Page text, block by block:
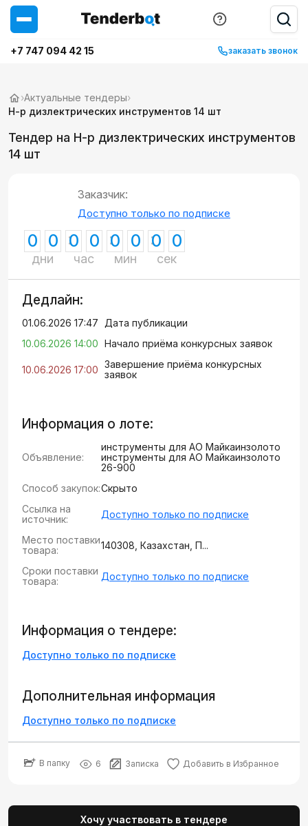
+7 747 094 42 15 заказать звонок
›Актуальные тендеры›
Н-р дизлектрических инструментов 14 шт
Тендер на Н-р дизлектрических инструментов
14 шт
Заказчик:
Доступно только по подписке
0 0
дни
0 0
час
0 0
мин
0 0
сек
Дедлайн:
01.06.2026 17:47
Дата публикации
10.06.2026 14:00 Начало приёма конкурсных заявок
10.06.2026 17:00 Завершение приёма конкурсных
заявок
Информация о лоте:
Объявление:
инструменты для АО Майкаинзолото
инструменты для АО Майкаинзолото
26-900
Способ закупок:Скрыто
Ссылка на
источник:
Доступно только по подписке
Место поставки
товара:
140308, Казахстан, П...
Сроки поставки
товара:
Доступно только по подписке
Информация о тендере:
Доступно только по подписке
Дополнительная информация
Доступно только по подписке
В папку 6 Записка Добавить в Избранное
Хочу участвовать в тендере